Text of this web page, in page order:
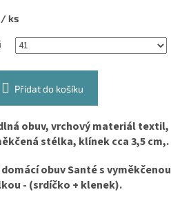
/ ks
Přidat do košíku
obuv, vrchový materiál textil,
stélka, klínek cca 3,5 cm,.
obuv Santé s vyměkčenou
- (srdíčko + klenek).